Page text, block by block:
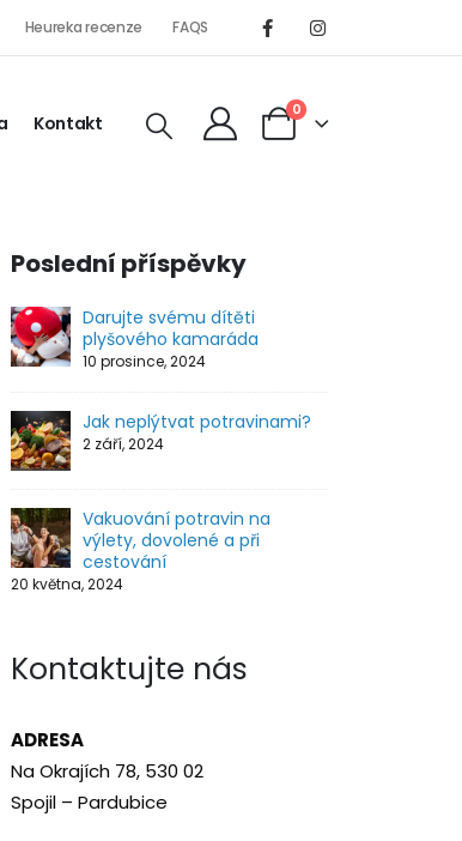
Heureka recenze FAQS
Kontakt
0
Poslední příspěvky
Darujte svému dítěti
plyšového kamaráda
10 prosince, 2024
Jak neplýtvat potravinami?
2 září, 2024
Vakuování potravin na
výlety, dovolené a při
cestování
20 května, 2024
Kontaktujte nás
ADRESA
Na Okrajích 78, 530 02
Spojil – Pardubice